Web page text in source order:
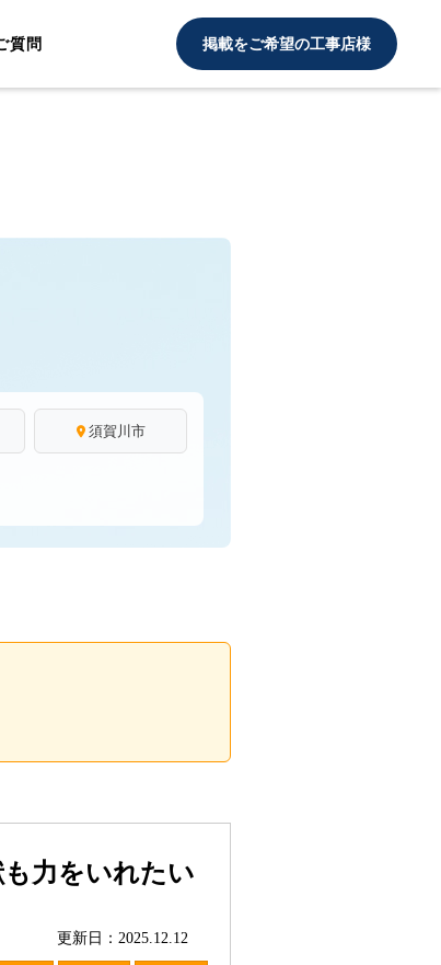
質問 掲載をご希望の工事店様
須賀川市
力をいれたい
更新日：2025.12.12